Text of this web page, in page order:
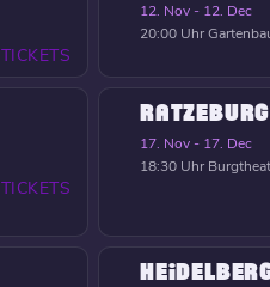
TICKETS
12. Nov - 12. Dec
20:00 Uhr
TICKETS
RATZEBURG
17. Nov - 17. Dec
18:30 Uhr